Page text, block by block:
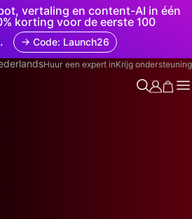
vertaling en content-AI in één
korting voor de eerste 100
→ Code: Launch26
Huur een expert inKrijg ondersteuning